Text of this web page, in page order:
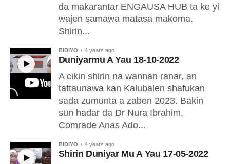
da makarantar ENGAUSA HUB ta ke yi
wajen samawa matasa makoma.
Shirin...
BIDIYO 4 years ago
Duniyarmu A Yau 18-10-2022
A cikin shirin na wannan ranar, an
tattaunawa kan Kalubalen shafukan
sada zumunta a zaben 2023. Bakin
sun hadar da Dr Nura Ibrahim,
Comrade Anas Ado...
BIDIYO 4 years ago
Shirin Duniyar Mu A Yau 17-05-2022